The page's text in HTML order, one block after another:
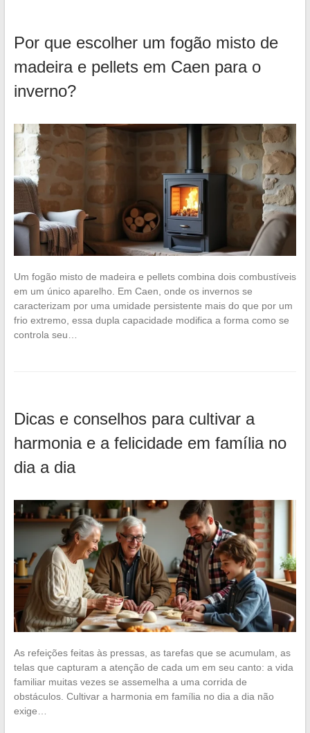
Por que escolher um fogão misto de
madeira e pellets em Caen para o
inverno?
Um fogão misto de madeira e pellets combina dois combustíveis
em um único aparelho. Em Caen, onde os invernos se
caracterizam por uma umidade persistente mais do que por um
frio extremo, essa dupla capacidade modifica a forma como se
controla seu…
Dicas e conselhos para cultivar a
harmonia e a felicidade em família no
dia a dia
As refeições feitas às pressas, as tarefas que se acumulam, as
telas que capturam a atenção de cada um em seu canto: a vida
familiar muitas vezes se assemelha a uma corrida de
obstáculos. Cultivar a harmonia em família no dia a dia não
exige…